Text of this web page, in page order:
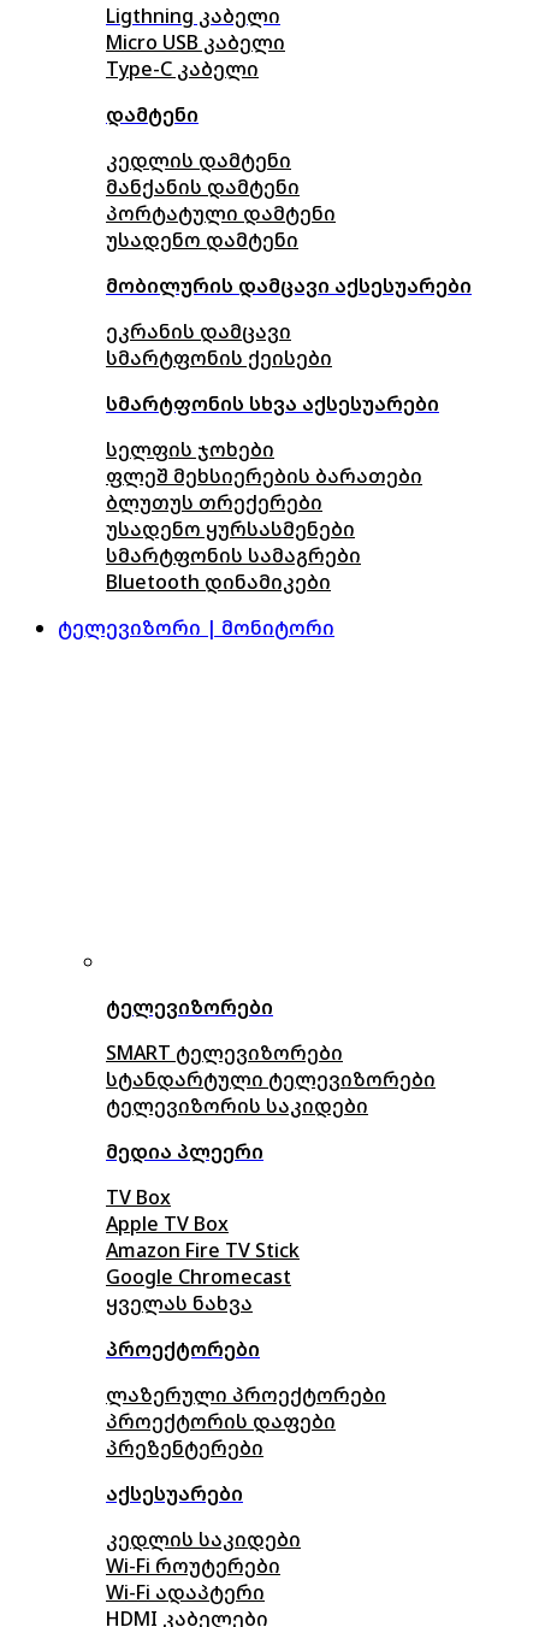
Ligthning კაბელი
Micro USB კაბელი
Type-C კაბელი
დამტენი
კედლის დამტენი
მანქანის დამტენი
პორტატული დამტენი
უსადენო დამტენი
მობილურის დამცავი აქსესუარები
ეკრანის დამცავი
სმარტფონის ქეისები
სმარტფონის სხვა აქსესუარები
სელფის ჯოხები
ფლეშ მეხსიერების ბარათები
ბლუთუს თრექერები
უსადენო ყურსასმენები
სმარტფონის სამაგრები
Bluetooth დინამიკები
ტელევიზორი | მონიტორი
ტელევიზორები
SMART ტელევიზორები
სტანდარტული ტელევიზორები
ტელევიზორის საკიდები
მედია პლეერი
TV Box
Apple TV Box
Amazon Fire TV Stick
Google Chromecast
ყველას ნახვა
პროექტორები
ლაზერული პროექტორები
პროექტორის დაფები
პრეზენტერები
აქსესუარები
კედლის საკიდები
Wi-Fi როუტერები
Wi-Fi ადაპტერი
HDMI კაბელები